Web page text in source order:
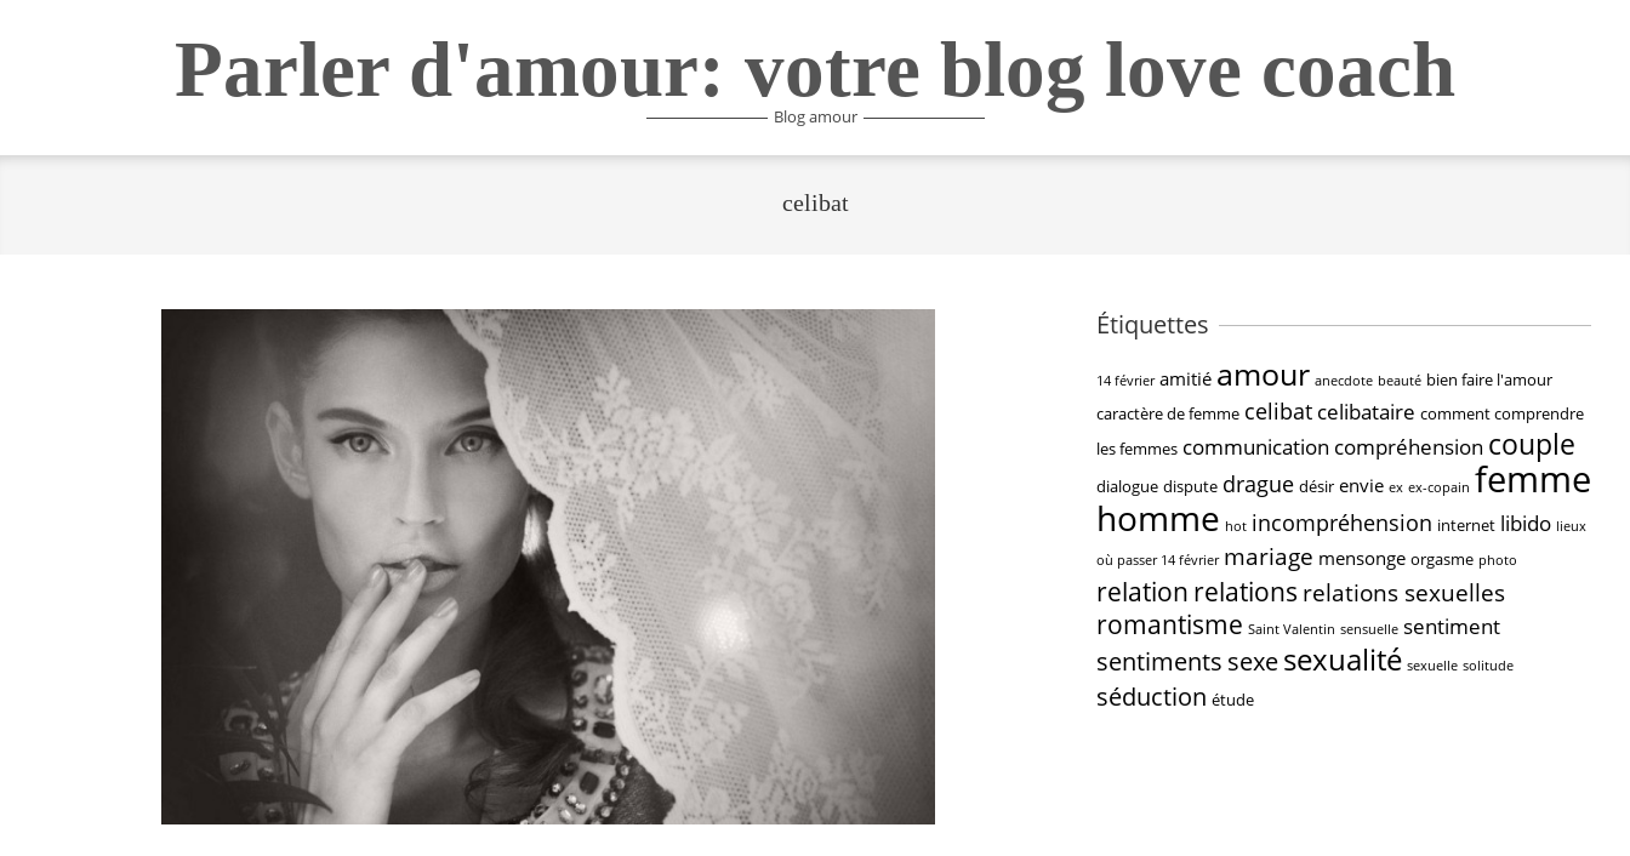
Parler d'amour: votre blog love coach
Blog amour
celibat
Étiquettes
14 février amitié amour anecdote beauté bien faire l'amour
caractère de femme celibat celibataire comment comprendre
les femmes communication compréhension couple
dialogue dispute drague désir envie ex ex-copain femme
homme hot incompréhension internet libido lieux
où passer 14 février mariage mensonge orgasme photo
relation relations relations sexuelles
romantisme Saint Valentin sensuelle sentiment
sentiments sexesexualité sexuelle solitude
séduction étude